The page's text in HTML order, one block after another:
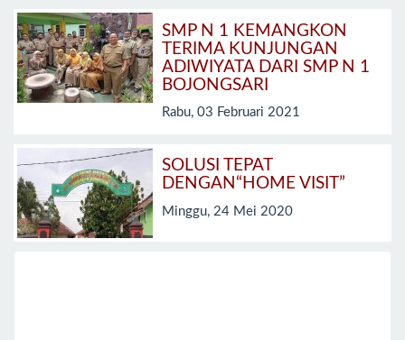
SMP N 1 KEMANGKON
TERIMA KUNJUNGAN
ADIWIYATA DARI SMP N 1
BOJONGSARI
Rabu, 03 Februari 2021
SOLUSI TEPAT
DENGAN“HOME VISIT”
Minggu, 24 Mei 2020